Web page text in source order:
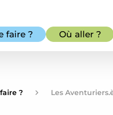
faire ? Où aller ?
? Les